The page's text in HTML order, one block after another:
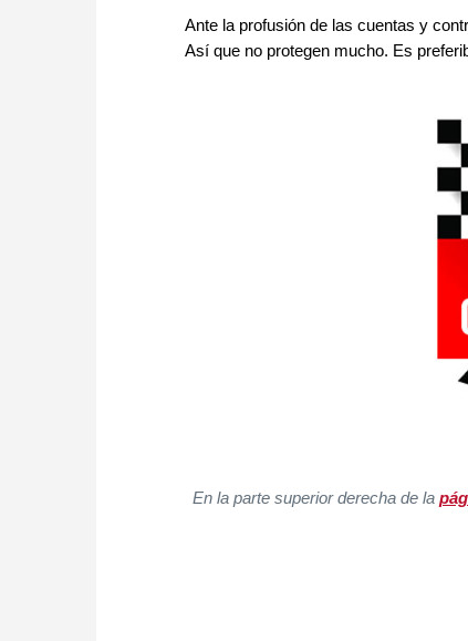
Ante la profusión de las cuentas y
Así que no protegen mucho. Es
En la parte superior derecha de la